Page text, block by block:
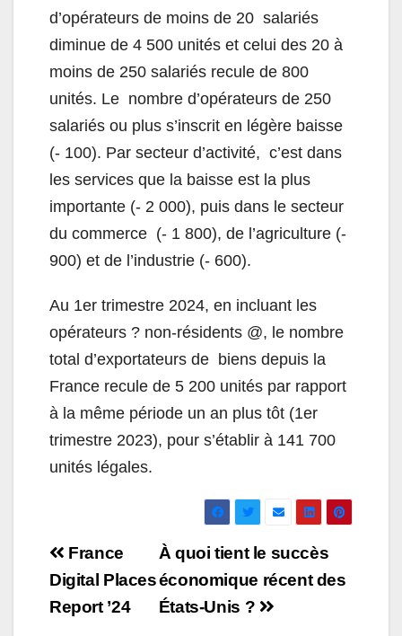
d’opérateurs de moins de 20 salariés
diminue de 4 500 unités et celui des 20 à
moins de 250 salariés recule de 800
unités. Le nombre d’opérateurs de 250
salariés ou plus s’inscrit en légère baisse
(- 100). Par secteur d’activité, c’est dans
les services que la baisse est la plus
importante (- 2 000), puis dans le secteur
du commerce (- 1 800), de l’agriculture (-
900) et de l’industrie (- 600).
Au 1er trimestre 2024, en incluant les
opérateurs ? non-résidents @, le nombre
total d’exportateurs de biens depuis la
France recule de 5 200 unités par rapport
à la même période un an plus tôt (1er
trimestre 2023), pour s’établir à 141 700
unités légales.
Navigation
de
l’article
À quoi tient le succès
économique récent des
États-Unis ?
France
Digital Places
Report ’24